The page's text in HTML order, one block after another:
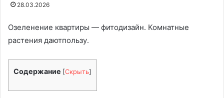
28.03.2026
Озеленение квартиры — фитодизайн․ Комнатные
растения даютпользу․
Содержание [Скрыть]